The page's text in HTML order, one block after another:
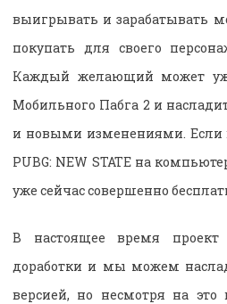
выигрывать и зарабатывать
покупать для своего
Каждый желающий может
Мобильного Пабга 2 и
и новыми изменениями. Если
PUBG: NEW STATE на
уже сейчас совершенно
В настоящее время проект
доработки и мы можем
версией, но несмотря на